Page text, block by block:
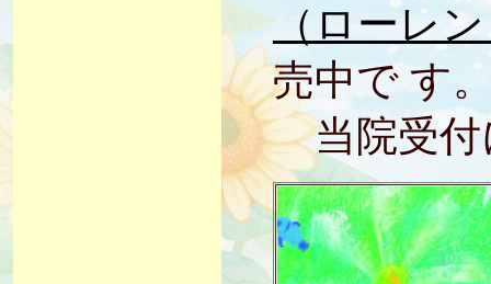
（ローレ
売中で す
当院受付